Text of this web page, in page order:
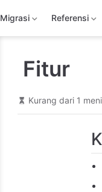
Migrasi Referensi
Fitur
Kurang dari 1